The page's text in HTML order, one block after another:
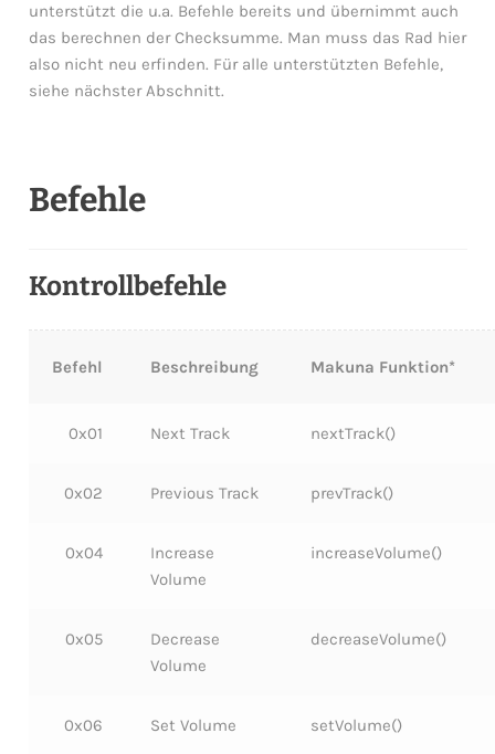
unterstützt die u.a. Befehle bereits und übernimmt auch
das berechnen der Checksumme. Man muss das Rad hier
also nicht neu erfinden. Für alle unterstützten Befehle,
siehe nächster Abschnitt.
Befehle
Kontrollbefehle
Befehl Beschreibung Makuna Funktion*
0x01 Next Track nextTrack()
0x02 Previous Track prevTrack()
0x04
Increase
Volume
increaseVolume()
0x05
Decrease
Volume
decreaseVolume()
0x06 Set Volume setVolume()